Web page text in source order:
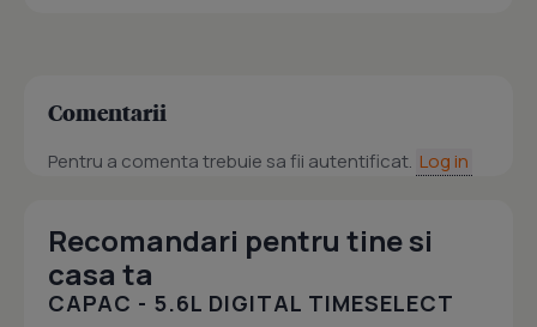
Comentarii
Pentru a comenta trebuie sa fii autentificat. Log in
Recomandari pentru tine si
casa ta
CAPAC - 5.6L DIGITAL TIMESELECT